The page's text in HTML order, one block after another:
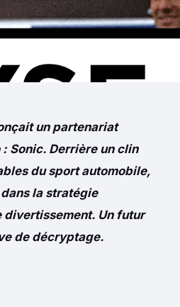
un partenariat
Sonic. Derrière un clin
du sport automobile,
la stratégie
divertissement. Un futur
de décryptage.